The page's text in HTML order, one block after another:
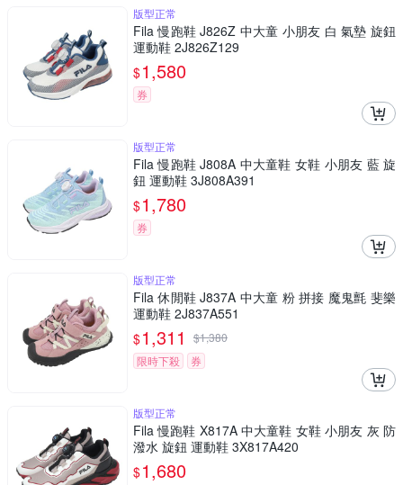
版型正常
Fila 慢跑鞋 J826Z 中大童 小朋友 白 氣墊 旋鈕
運動鞋 2J826Z129
$1,580
券
版型正常
Fila 慢跑鞋 J808A 中大童鞋 女鞋 小朋友 藍 旋
鈕 運動鞋 3J808A391
$1,780
券
版型正常
Fila 休閒鞋 J837A 中大童 粉 拼接 魔鬼氈 斐樂
運動鞋 2J837A551
$1,311 $1,380
限時下殺
券
版型正常
Fila 慢跑鞋 X817A 中大童鞋 女鞋 小朋友 灰 防
潑水 旋鈕 運動鞋 3X817A420
$1,680